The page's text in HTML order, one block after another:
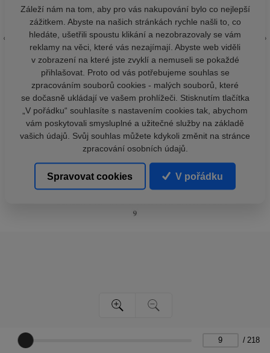
/ 218
Záleží nám na tom, aby pro vás nakupování bylo co nejlepší
zážitkem. Abyste na našich stránkách rychle našli to, co
hledáte, ušetřili spoustu klikání a nezobrazovaly se vám
reklamy na věci, které vás nezajímají. Abyste web viděli
v zobrazení na které jste zvyklí a nemuseli se pokaždé
přihlašovat. Proto od vás potřebujeme souhlas se
zpracováním souborů cookies - malých souborů, které
se dočasně ukládají ve vašem prohlížeči. Stisknutím tlačítka
„V pořádku“ souhlasíte s nastavením cookies tak, abychom
vám poskytovali smysluplné a užitečné služby na základě
vašich údajů. Svůj souhlas můžete kdykoli změnit na stránce
zpracování osobních údajů.
Spravovat cookies V pořádku